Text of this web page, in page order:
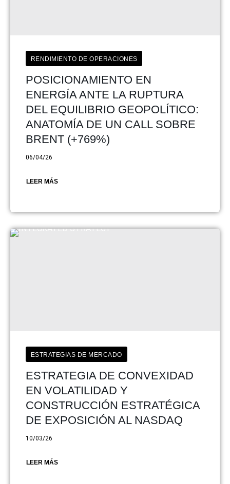
RENDIMIENTO DE OPERACIONES
POSICIONAMIENTO EN
ENERGÍA ANTE LA RUPTURA
DEL EQUILIBRIO GEOPOLÍTICO:
ANATOMÍA DE UN CALL SOBRE
BRENT (+769%)
06/04/26
LEER MÁS
ESTRATEGIAS DE MERCADO
ESTRATEGIA DE CONVEXIDAD
EN VOLATILIDAD Y
CONSTRUCCIÓN ESTRATÉGICA
DE EXPOSICIÓN AL NASDAQ
10/03/26
LEER MÁS